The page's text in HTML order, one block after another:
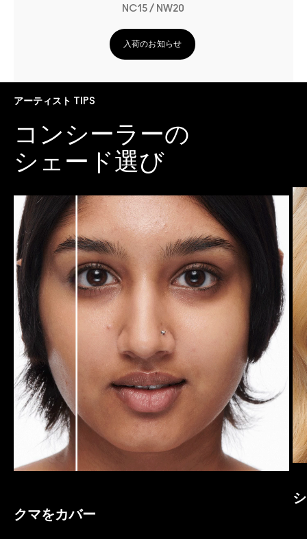
NC15 / NW20
入荷のお知らせ
アーティスト TIPS
コンシーラーの
シェード選び
クマをカバー